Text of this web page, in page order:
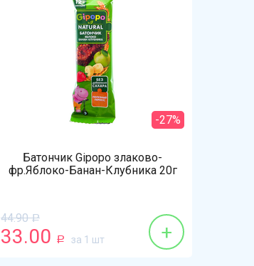
-27%
Батончик Gipopo злаково-
фр.Яблоко-Банан-Клубника 20г
44.90 Р
33.00 Р за 1 шт +